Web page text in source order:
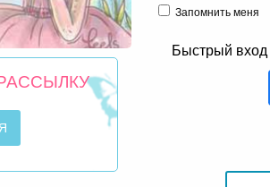
Запомнить меня
Быстрый вход